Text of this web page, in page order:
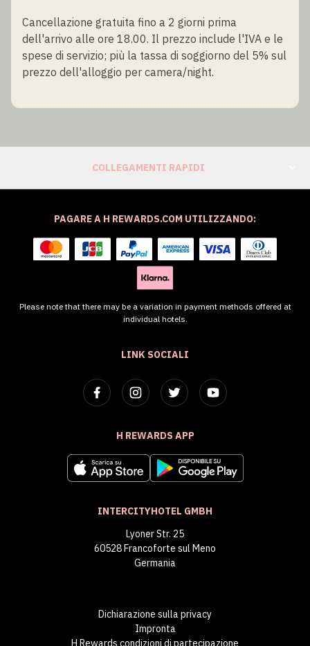
Cancellazione gratuita fino a 2 giorni prima
dell'arrivo alle ore 18.00. Il prezzo include l'IVA e le
spese di servizio; più la tassa di soggiorno del 5% sul
prezzo dell'alloggio per camera/night.
COLLEGAMENTI RAPIDI
LINK SOCIALI
H REWARDS APP
INTERCITYHOTEL GMBH
Lyoner Str. 25
60528 Francoforte sul Meno
Germania
PAGARE A H REWARDS.COM UTILIZZANDO:
Please note that there may be a variation in payment methods offered at
individual hotels.
Dichiarazione sulla privacy
Impronta
H Rewards condizioni di partecipazione